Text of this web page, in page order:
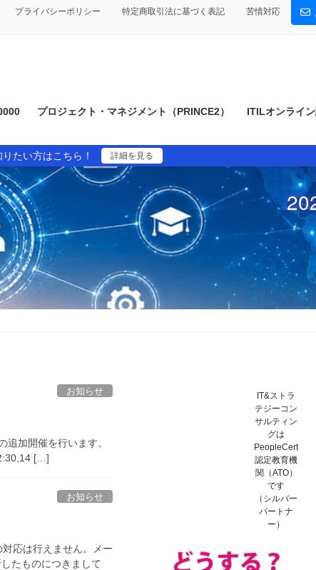
プライバシーポリシー 特定商取引法に基づく表記 苦情対応
プロジェクト・マネジメント（PRINCE2） ITILオンライ
たい方はこちら！ 詳細を見る
お知らせ
加開催を行います。
[…]
お知らせ
応は行えません。メー
たものにつきまして
IT&ストラ
テジーコン
サルティン
グは
PeopleCert
認定教育機
関（ATO）
です
（シルバー
パートナ
ー）